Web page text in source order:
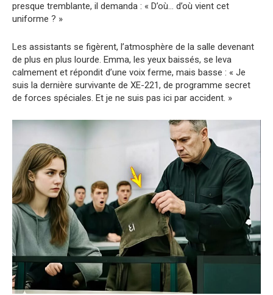
presque tremblante, il demanda : « D’où… d’où vient cet
uniforme ? »
Les assistants se figèrent, l’atmosphère de la salle devenant
de plus en plus lourde. Emma, les yeux baissés, se leva
calmement et répondit d’une voix ferme, mais basse : « Je
suis la dernière survivante de XE-221, de programme secret
de forces spéciales. Et je ne suis pas ici par accident. »